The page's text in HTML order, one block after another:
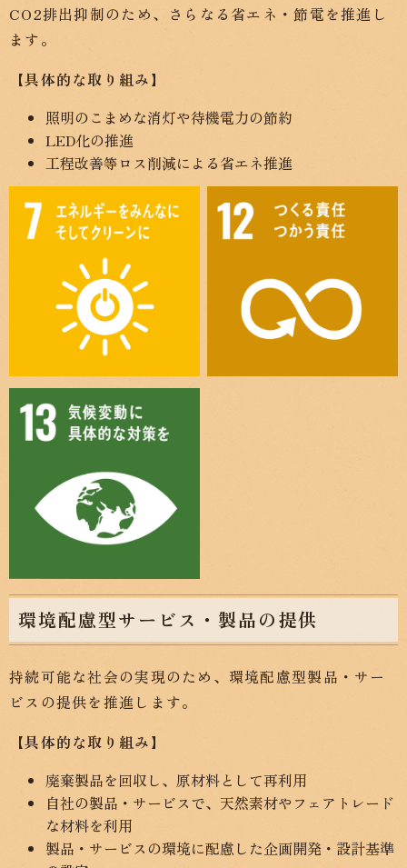
CO2排出抑制のため、さらなる省エネ・節電を推進し
ます。
【具体的な取り組み】
照明のこまめな消灯や待機電力の節約
LED化の推進
工程改善等ロス削減による省エネ推進
環境配慮型サービス・製品の提供
持続可能な社会の実現のため、環境配慮型製品・サー
ビスの提供を推進します。
【具体的な取り組み】
廃棄製品を回収し、原材料として再利用
自社の製品・サービスで、天然素材やフェアトレード
な材料を利用
製品・サービスの環境に配慮した企画開発・設計基準